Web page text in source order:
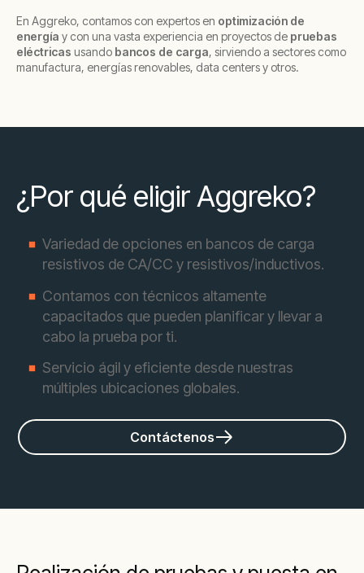
En Aggreko, contamos con expertos en optimización de
energía y con una vasta experiencia en proyectos de pruebas
eléctricas usando bancos de carga, sirviendo a sectores como
manufactura, energías renovables, data centers y otros.
¿Por qué eligir Aggreko?
Variedad de opciones en bancos de carga
resistivos de CA/CC y resistivos/inductivos.
Contamos con técnicos altamente
capacitados que pueden planificar y llevar a
cabo la prueba por ti.
Servicio ágil y eficiente desde nuestras
múltiples ubicaciones globales.
Contáctenos